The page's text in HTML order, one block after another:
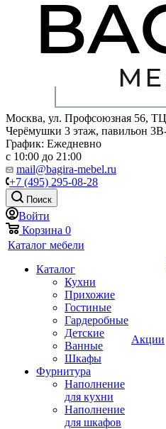
Москва, ул. Профсоюзная 56, ТЦ
Черёмушки 3 этаж, павильон
График: Ежедневно
с 10:00 до 21:00
mail@bagira-mebel.ru
+7 (495) 295-08-28
Поиск
Войти
Корзина 0
Каталог мебели
Каталог
Кухни
Прихожие
Гостиные
Гардеробные
Детские
Ванные
Шкафы
Фурнитура
Наполнение
для кухни
Наполнение
для шкафов
Акции